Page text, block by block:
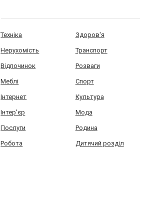
Техніка Здоров'я
Нерухомість Транспорт
Відпочинок Розваги
Меблі Спорт
Інтернет Культура
Інтер'єр Мода
Послуги Родина
Робота Дитячий розділ